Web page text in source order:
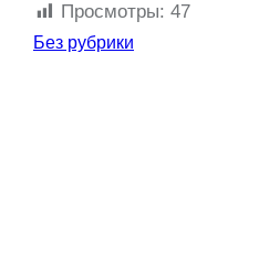
Просмотры: 47
Без рубрики